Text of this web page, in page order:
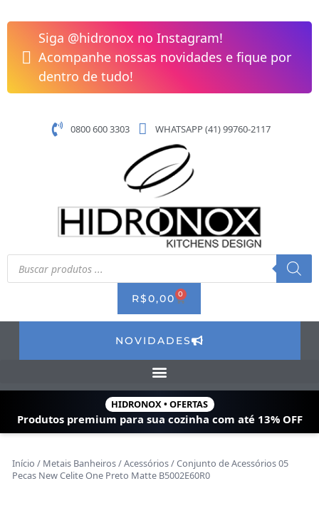
para
conteúdo
Siga @hidronox no Instagram!
Acompanhe nossas novidades e fique por
dentro de tudo!
0800 600 3303 WHATSAPP (41) 99760-2117
Pesquisar
produtos
R$0,00 0 CART
NOVIDADES
HIDRONOX • OFERTAS
Produtos premium para sua cozinha com até 13% OFF
Início / Metais Banheiros/Acessórios/ Conjunto de Acessórios 05
Pecas New Celite One Preto Matte B5002E60R0
de
Acessórios
05
Pecas
New
One
quantidade